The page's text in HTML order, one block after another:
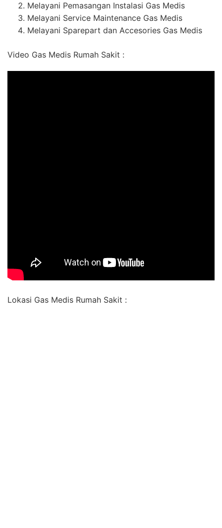
Melayani Pemasangan Instalasi Gas Medis
Melayani Service Maintenance Gas Medis
Melayani Sparepart dan Accesories Gas Medis
Video Gas Medis Rumah Sakit :
Lokasi Gas Medis Rumah Sakit :